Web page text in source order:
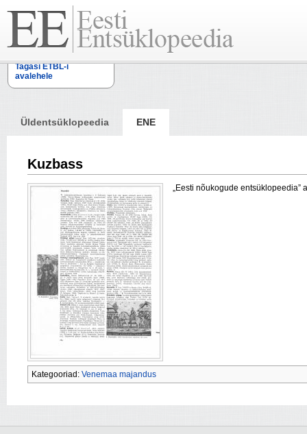
Tagasi ETBL-i
avalehele
Üldentsüklopeedia ENE
Kuzbass
„Eesti nõukogude entsüklopeedia”
Kategooriad: Venemaa majandus